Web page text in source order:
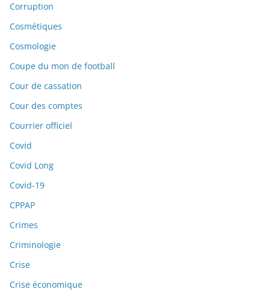
Corruption
Cosmétiques
Cosmologie
Coupe du mon de football
Cour de cassation
Cour des comptes
Courrier officiel
Covid
Covid Long
Covid-19
CPPAP
Crimes
Criminologie
Crise
Crise économique